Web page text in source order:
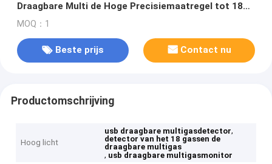
Draagbare Multi de Hoge Precisiemaatregel tot 18
Gassen
MOQ：1
Beste prijs Contact nu
Productomschrijving
Hoog licht
usb draagbare multigasdetector,
detector van het 18 gassen de
draagbare multigas
, usb draagbare multigasmonitor